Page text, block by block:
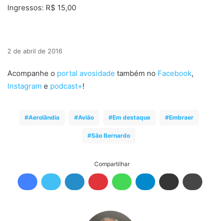
Ingressos: R$ 15,00
2 de abril de 2016
Acompanhe o portal avosidade também no Facebook,
Instagram e podcast+!
Aerolândia Avião Em destaque Embraer
São Bernardo
Compartilhar